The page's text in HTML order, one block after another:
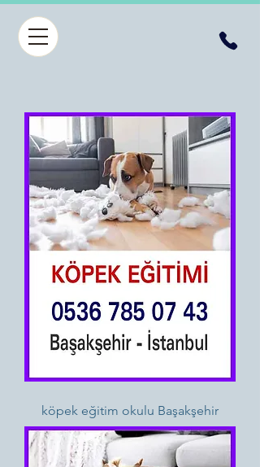
köpek eğitim okulu Başakşehir